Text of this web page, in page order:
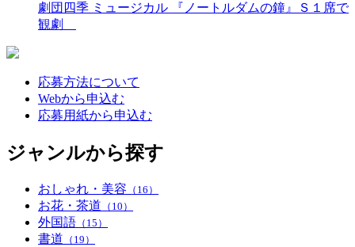
劇団四季 ミュージカル 『ノートルダムの鐘』Ｓ１席で
観劇
応募方法について
Webから申込む
応募用紙から申込む
ジャンルから探す
おしゃれ・美容 （16）
お花・茶道 （10）
外国語 （15）
書道 （19）